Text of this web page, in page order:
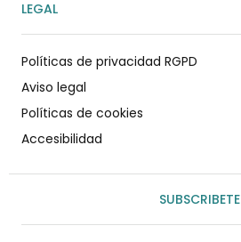
LEGAL
Políticas de privacidad RGPD
Aviso legal
Políticas de cookies
Accesibilidad
SUBSCRIBETE